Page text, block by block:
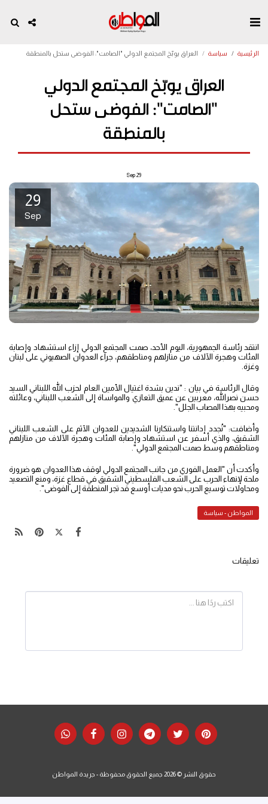
الرئيسية سياسة العراق يوبّخ المجتمع الدولي "الصامت": الفوضى ستحل بالمنطقة
العراق يوبّخ المجتمع الدولي
"الصامت": الفوضى ستحل
بالمنطقة
29
Sep
29
Sep
انتقد رئاسة الجمهورية، اليوم الأحد، صمت المجتمع الدولي إزاء استشهاد وإصابة
المئات وهجرة الآلاف من منازلهم ومناطقهم، جراء العدوان الصهيوني على لبنان
وغزة.
وقال الرئاسة في بيان : "ندين بشدة اغتيال الأمين العام لحزب الله اللبناني السيد
حسن نصرالله، معربين عن عميق التعازي والمواساة إلى الشعب اللبناني، وعائلته
ومحبيه بهذا المصاب الجلل".
وأضافت: "نُجدد إدانتنا واستنكارنا الشديدين للعدوان الآثم على الشعب اللبناني
الشقيق، والذي أسفر عن استشهاد وإصابة المئات وهجرة الآلاف من منازلهم
ومناطقهم وسط صمت المجتمع الدولي".
وأكدت أن "العمل الفوري من جانب المجتمع الدولي لوقف هذا العدوان هو ضرورة
ملحة لإنهاء الحرب على الشعب الفلسطيني الشقيق في قطاع غزة، ومنع التصعيد
ومحاولات توسيع الحرب نحو مديات أوسع قد تجر المنطقة إلى الفوضى".
المواطن - سياسة
تعليقات
حقوق النشر © 2026 جميع الحقوق محفوظة - جريدة المواطن